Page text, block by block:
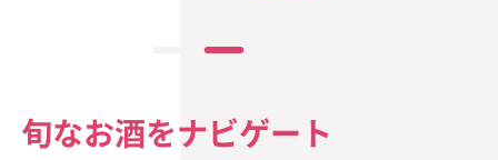
旬なお酒をナビゲート